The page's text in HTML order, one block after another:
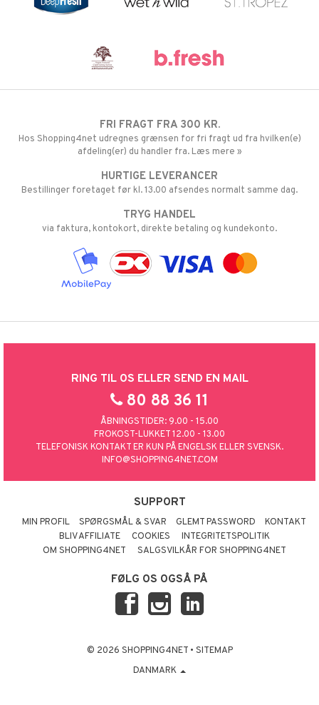
FRI FRAGT FRA 300 KR.
Hos Shopping4net udregnes grænsen for fri fragt ud fra hvilken(e)
afdeling(er) du handler fra. Læs mere »
HURTIGE LEVERANCER
Bestillinger foretaget før kl. 13.00 afsendes normalt samme dag.
TRYG HANDEL
via faktura, kontokort, direkte betaling og kundekonto.
RING TIL OS ELLER SEND EN MAIL
80 88 36 11
ÅBNINGSTIDER: 9.00 - 15.00
FROKOST-LUKKET 12.00 - 13.00
TELEFONISK KONTAKT ER KUN PÅ ENGELSK ELLER SVENSK.
INFO@SHOPPING4NET.COM
SUPPORT
MIN PROFIL SPØRGSMÅL & SVAR GLEMT PASSWORD
KONTAKT
BLIV AFFILIATE
COOKIES
INTEGRITETSPOLITIK
OM SHOPPING4NET
SALGSVILKÅR FOR SHOPPING4NET
FØLG OS OGSÅ PÅ
© 2026 SHOPPING4NET • SITEMAP
DANMARK